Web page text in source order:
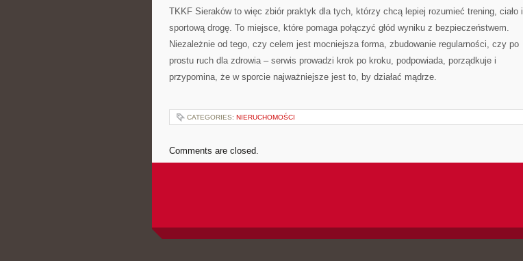
TKKF Sieraków to więc zbiór praktyk dla tych, którzy chcą lepiej rozumieć trening, ciało i
sportową drogę. To miejsce, które pomaga połączyć głód wyniku z bezpieczeństwem.
Niezależnie od tego, czy celem jest mocniejsza forma, zbudowanie regularności, czy po
prostu ruch dla zdrowia – serwis prowadzi krok po kroku, podpowiada, porządkuje i
przypomina, że w sporcie najważniejsze jest to, by działać mądrze.
CATEGORIES: NIERUCHOMOŚCI
Comments are closed.